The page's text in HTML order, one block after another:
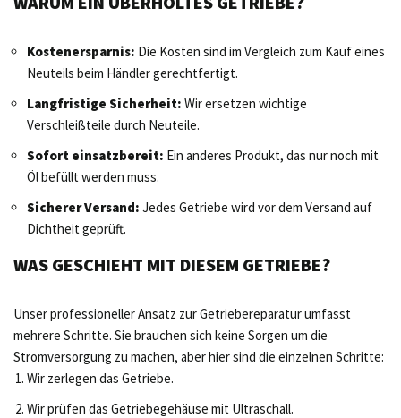
Kostenersparnis: Die Kosten sind im Vergleich zum Kauf eines
Neuteils beim Händler gerechtfertigt.
Langfristige Sicherheit: Wir ersetzen wichtige
Verschleißteile durch Neuteile.
Sofort einsatzbereit: Ein anderes Produkt, das nur noch mit
Öl befüllt werden muss.
Sicherer Versand: Jedes Getriebe wird vor dem Versand auf
Dichtheit geprüft.
WAS GESCHIEHT MIT DIESEM GETRIEBE?
Unser professioneller Ansatz zur Getriebereparatur umfasst
mehrere Schritte. Sie brauchen sich keine Sorgen um die
Stromversorgung zu machen, aber hier sind die einzelnen Schritte:
Wir zerlegen das Getriebe.
Wir prüfen das Getriebegehäuse mit Ultraschall.